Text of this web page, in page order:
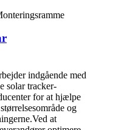
indgående med
solar tracker-
for at hjælpe
og
at